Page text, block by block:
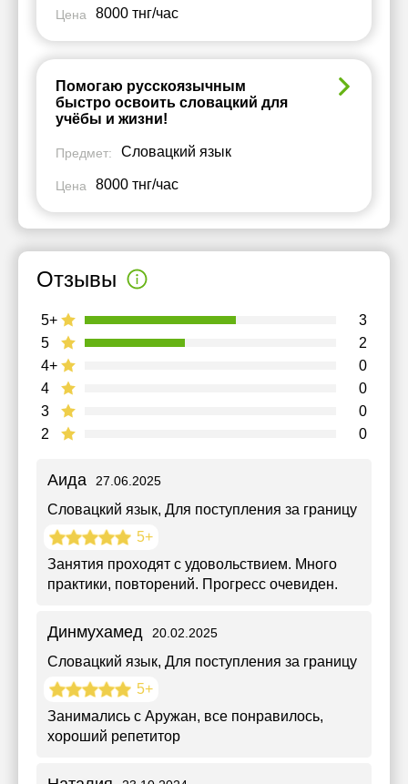
Цена 8000 тнг/час
Помогаю русскоязычным
быстро освоить словацкий для
учёбы и жизни!
Предмет: Словацкий язык
Цена 8000 тнг/час
Отзывы
2 0
3 0
4 0
4+ 0
5 2
5+ 3
Аида 27.06.2025
Словацкий язык, Для поступления за границу
5+
Занятия проходят с удовольствием. Много
практики, повторений. Прогресс очевиден.
Динмухамед 20.02.2025
Словацкий язык, Для поступления за границу
5+
Занимались с Аружан, все понравилось,
хороший репетитор